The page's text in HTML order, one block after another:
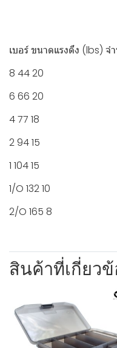
เบอร์ ขนาดแรงดึง (lbs) จ
8 44 20
6 66 20
4 77 18
2 94 15
1 104 15
1/O 132 10
2/O 165 8
สินค้าที่เกี่ยวข้